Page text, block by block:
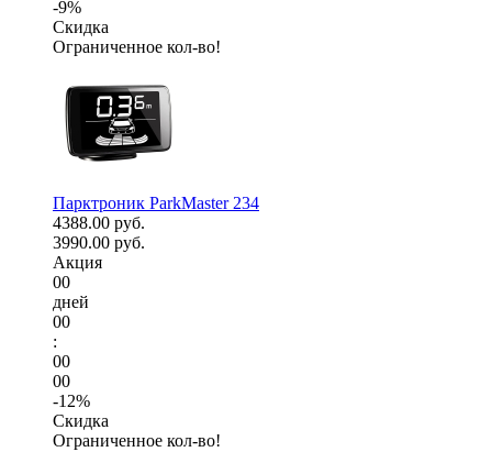
-9%
Скидка
Ограниченное кол-во!
Парктроник ParkMaster 234
4388.00 руб.
3990.00 руб.
Акция
00
дней
00
:
00
00
-12%
Скидка
Ограниченное кол-во!